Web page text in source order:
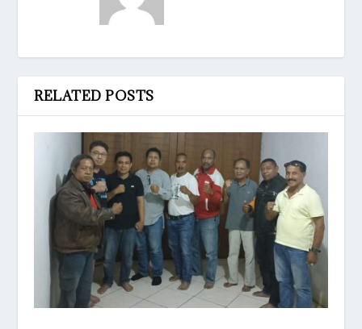
RELATED POSTS